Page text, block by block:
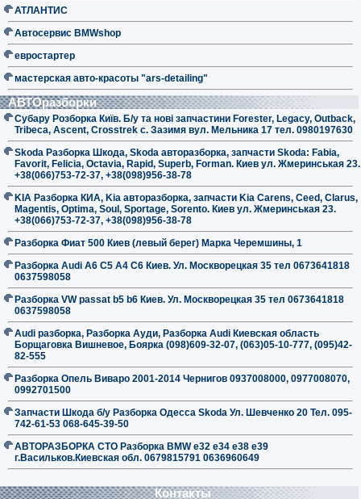
АТЛАНТИС
Автосервис BMWshop
евростартер
мастерская авто-красоты "ars-detailing"
АВТОразборки
Субару Розборка Київ. Б/у та нові запчастини Forester, Legacy, Outback,
Tribeca, Ascent, Crosstrek с. Зазимя вул. Мельника 17 тел. 0980197630
Skoda Разборка Шкода, Skoda авторазборка, запчасти Skoda: Fabia,
Favorit, Felicia, Octavia, Rapid, Superb, Forman. Киев ул. Жмеринськая 23.
+38(066)753-72-37, +38(098)956-38-78
KIA Разборка КИА, Kia авторазборка, запчасти Kia Carens, Ceed, Clarus,
Magentis, Optima, Soul, Sportage, Sorento. Киев ул. Жмеринськая 23.
+38(066)753-72-37, +38(098)956-38-78
Разборка Фиат 500 Киев (левый берег) Марка Черемшины, 1
Разборка Audi A6 C5 A4 C6 Киев. Ул. Москворецкая 35 тел 0673641818
0637598058
Разборка VW passat b5 b6 Киев. Ул. Москворецкая 35 тел 0673641818
0637598058
Audi разборка, Разборка Ауди, Разборка Audi Киевская область
Борщаговка Вишневое, Боярка (098)609-32-07, (063)05-10-777, (095)42-
82-555
Разборка Опель Виваро 2001-2014 Чернигов 0937008000, 0977008070,
0992701500
Запчасти Шкода б/у Разборка Одесса Skoda Ул. Шевченко 20 Тел. 095-
742-61-53 068-645-39-50
АВТОРАЗБОРКА СТО Разборка BMW е32 е34 е38 е39
г.Васильков.Киевская обл. 0679815791 0636960649
Контакты